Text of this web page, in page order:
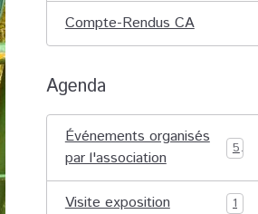
Compte-Rendus CA
Agenda
Événements organisés
par l'association
5
Visite exposition 1